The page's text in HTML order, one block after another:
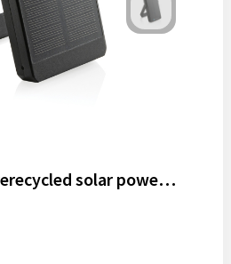
Skywave RCS rerecycled solar powerbank 5.000 mah 10W